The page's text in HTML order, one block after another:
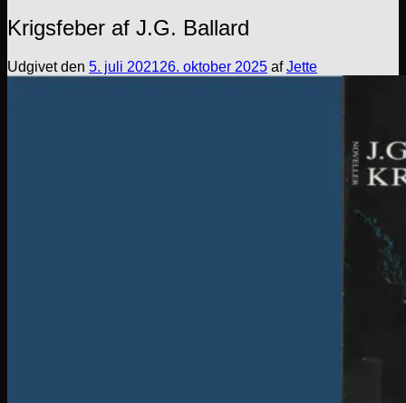
Krigsfeber af J.G. Ballard
Udgivet den 5. juli 202126. oktober 2025 afJette